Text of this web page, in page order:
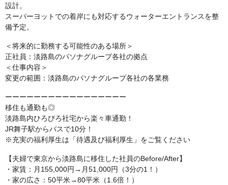
設計。
スーパーヨットでの着岸にも対応するウォーターエントランスを整
備予定。
＜将来的に勤務する可能性のある場所＞
正社員：淡路島のパソナグループ各社の拠点
＜仕事内容＞
変更の範囲：淡路島のパソナグループ各社の各業務
ーーーーーーーーーーーーーーーーー
移住も通勤も◎
淡路島内ひろびろ社宅から楽々車通勤！
JR舞子駅からバスで10分！
※充実の福利厚生は「待遇及び福利厚生」をご覧ください
【夫婦で東京から淡路島に移住した社員のBefore/After】
・家賃：月155,000円→月51,000円（3分の1！）
・家の広さ：50平米→80平米（1.6倍！）